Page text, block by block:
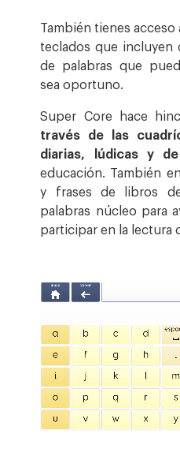
También tienes
teclados que
de palabras que
sea oportuno.
Super Core hace
través de las
diarias, lúdicas y
educación. También
y frases de libros
palabras núcleo para
participar en la lectura